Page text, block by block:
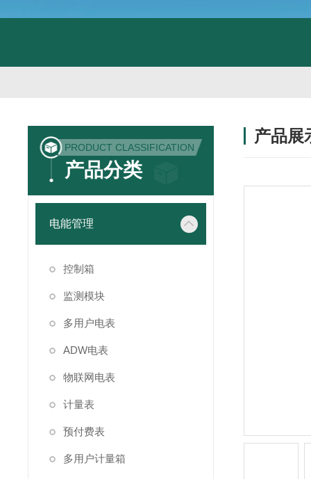
产品展
PRODUCT CLASSIFICATION
产品分类
电能管理
控制箱
监测模块
多用户电表
ADW电表
物联网电表
计量表
预付费表
多用户计量箱